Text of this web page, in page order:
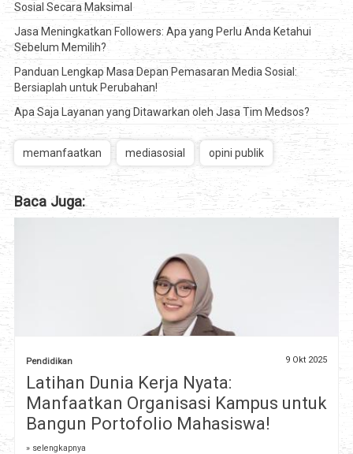
Sosial Secara Maksimal
Jasa Meningkatkan Followers: Apa yang Perlu Anda Ketahui
Sebelum Memilih?
Panduan Lengkap Masa Depan Pemasaran Media Sosial:
Bersiaplah untuk Perubahan!
Apa Saja Layanan yang Ditawarkan oleh Jasa Tim Medsos?
memanfaatkan mediasosial opini publik
Baca Juga:
Pendidikan 9 Okt 2025
Latihan Dunia Kerja Nyata:
Manfaatkan Organisasi Kampus untuk
Bangun Portofolio Mahasiswa!
» selengkapnya